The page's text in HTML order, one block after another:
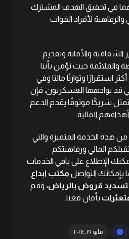
في تحقيق الهدف المشترك
والرفاهية لأفراد القوات
الشفافية والأمانة وتقديم
والملائمة حيث نؤمن بأننا
استقرارًا وتوازنًا ماليًا وفي
قد يواجهها العسكريون، فإن
شريكًا موثوقًا يقدم الدعم
المالية.
هذه الخدمة المتميزة والتي
المالي ورفاهيتكم
الإطلاع على باقي الخدمات
بإمكانك التواصل مكتب ابداع
قروض بالرياض، وقم
بأمان معنا.
مايو ١٩, ٢٠٢٤